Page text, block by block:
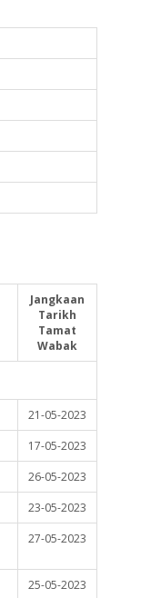
Jangkaan
Tarikh
Tamat
Wabak
21-05-2023
17-05-2023
26-05-2023
23-05-2023
27-05-2023
25-05-2023